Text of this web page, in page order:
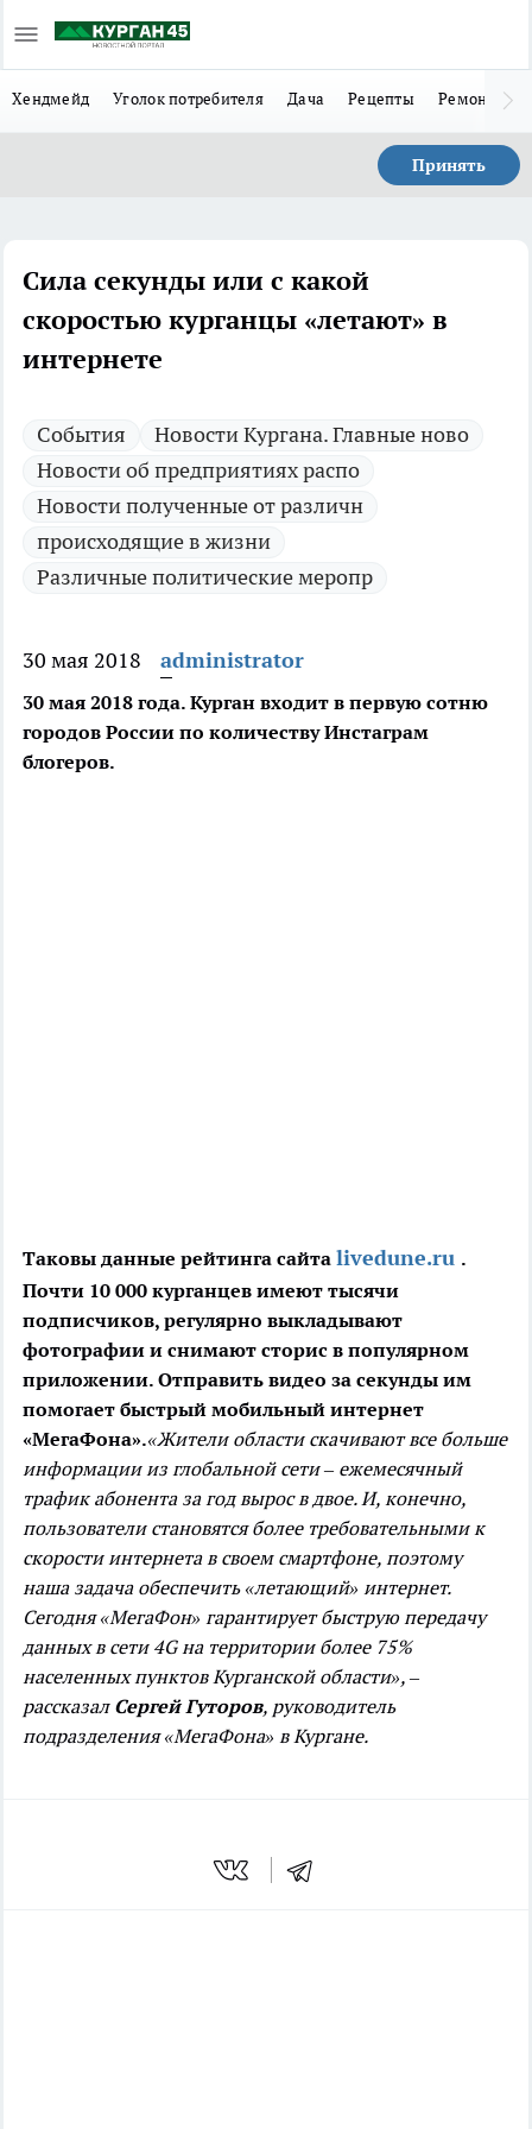
Хендмейд Уголок потребителя Дача Рецепты Ремонт
Принять
Сила секунды или с какой
скоростью курганцы «летают» в
интернете
Cобытия
Новости Кургана. Главные ново
Новости об предприятиях распо
Новости полученные от различн
происходящие в жизни
Различные политические меропр
30 мая 2018 administrator
30 мая 2018 года. Курган входит в первую сотню
городов России по количеству Инстаграм
блогеров.
Таковы данные рейтинга сайта livedune.ru .
Почти 10 000 курганцев имеют тысячи
подписчиков, регулярно выкладывают
фотографии и снимают сторис в популярном
приложении. Отправить видео за секунды им
помогает быстрый мобильный интернет
«МегаФона».«Жители области скачивают все больше
информации из глобальной сети – ежемесячный
трафик абонента за год вырос в двое. И, конечно,
пользователи становятся более требовательными к
скорости интернета в своем смартфоне, поэтому
наша задача обеспечить «летающий» интернет.
Сегодня «МегаФон» гарантирует быструю передачу
данных в сети 4G на территории более 75%
населенных пунктов Курганской области», –
рассказал Сергей Гуторов, руководитель
подразделения «МегаФона» в Кургане.